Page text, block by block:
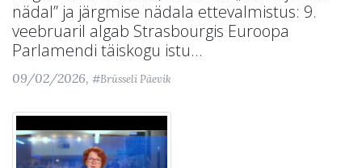
nädal” ja järgmise nädala ettevalmistus: 9.
veebruaril algab Strasbourgis Euroopa
Parlamendi täiskogu istu...
09/02/2026, #Brüsseli Päevik